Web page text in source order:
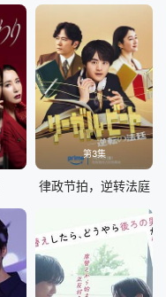
第3集
律政节拍，逆转法庭